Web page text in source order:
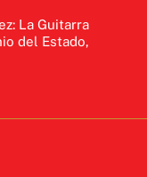
La Guitarra
del Estado,